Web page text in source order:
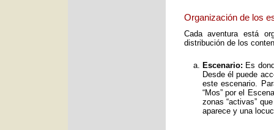
Organización de los
Cada aventura está
distribución de los
Escenario: Es
Desde él puede
este escenario.
“Mos” por el
zonas “activas”
aparece y una